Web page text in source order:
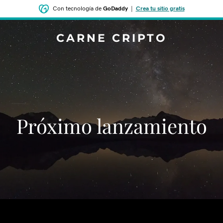
Con tecnología de GoDaddy| Crea tu sitio gratis
CARNE CRIPTO
‌‌Próximo lanzamiento